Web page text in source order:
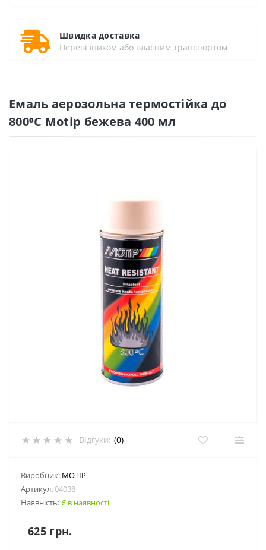
Швидка доставка
Перевізником або власним транспортом
Емаль аерозольна термостійка до
800⁰С Motip бежева 400 мл
Відгуки: (0)
Виробник: MOTIP
Артикул:04038
Наявність:Є в наявності
625 грн.